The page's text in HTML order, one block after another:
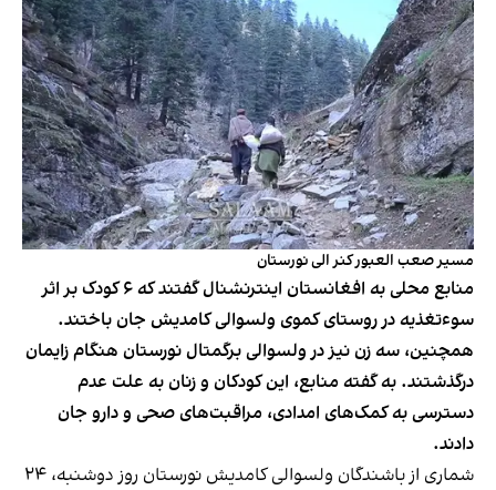
مسیر صعب العبور کنر الی نورستان
منابع محلی به افغانستان اینترنشنال گفتند که ۶ کودک بر اثر
سوءتغذیه در روستای کموی ولسوالی کامدیش جان باختند.
همچنین، سه زن نیز در ولسوالی برگمتال نورستان هنگام زایمان
درگذشتند. به گفته منابع، این کودکان و زنان به علت عدم
دسترسی به کمک‌های امدادی، مراقبت‌های صحی و دارو جان
دادند.
شماری از باشندگان ولسوالی کامدیش نورستان روز دوشنبه، ۲۴